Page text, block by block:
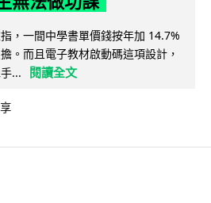
，一間中學書單價錢按年加 14.7%
。而且電子教材啟動碼這項設計，
...
閱讀全文